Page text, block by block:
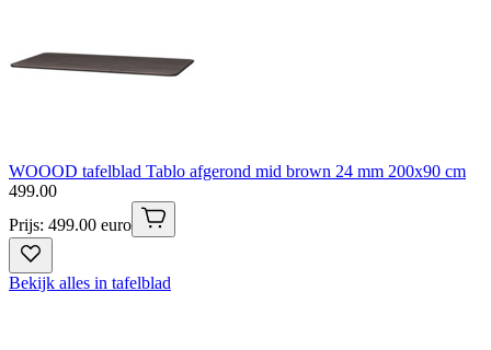
WOOOD tafelblad Tablo afgerond mid brown 24 mm 200x90 cm
499.00
Prijs: 499.00 euro
Bekijk alles in tafelblad